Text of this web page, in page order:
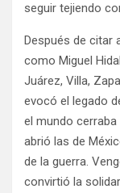
seguir tejiendo
Después de citar
como Miguel
Juárez, Villa,
evocó el legado
el mundo
abrió las de
de la guerra.
convirtió la